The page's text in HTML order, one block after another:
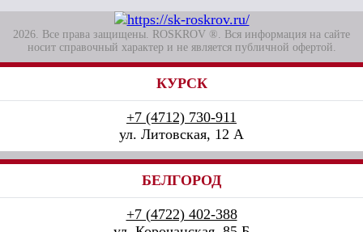
2026. Все права защищены. ROSKROV ®. Вся информация на сайте
носит справочный характер и не является публичной офертой.
КУРСК
+7 (4712) 730-911
ул. Литовская, 12 А
БЕЛГОРОД
+7 (4722) 402-388